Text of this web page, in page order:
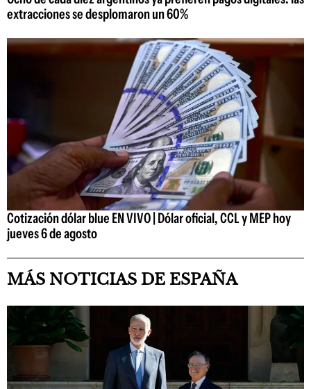
extracciones se desplomaron un 60%
Cotización dólar blue EN VIVO | Dólar oficial, CCL y MEP hoy
jueves 6 de agosto
MÁS NOTICIAS DE ESPAÑA